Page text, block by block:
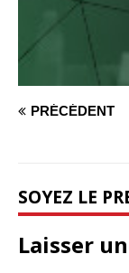
PRÉCÉDENT
SOYEZ LE
Laisser